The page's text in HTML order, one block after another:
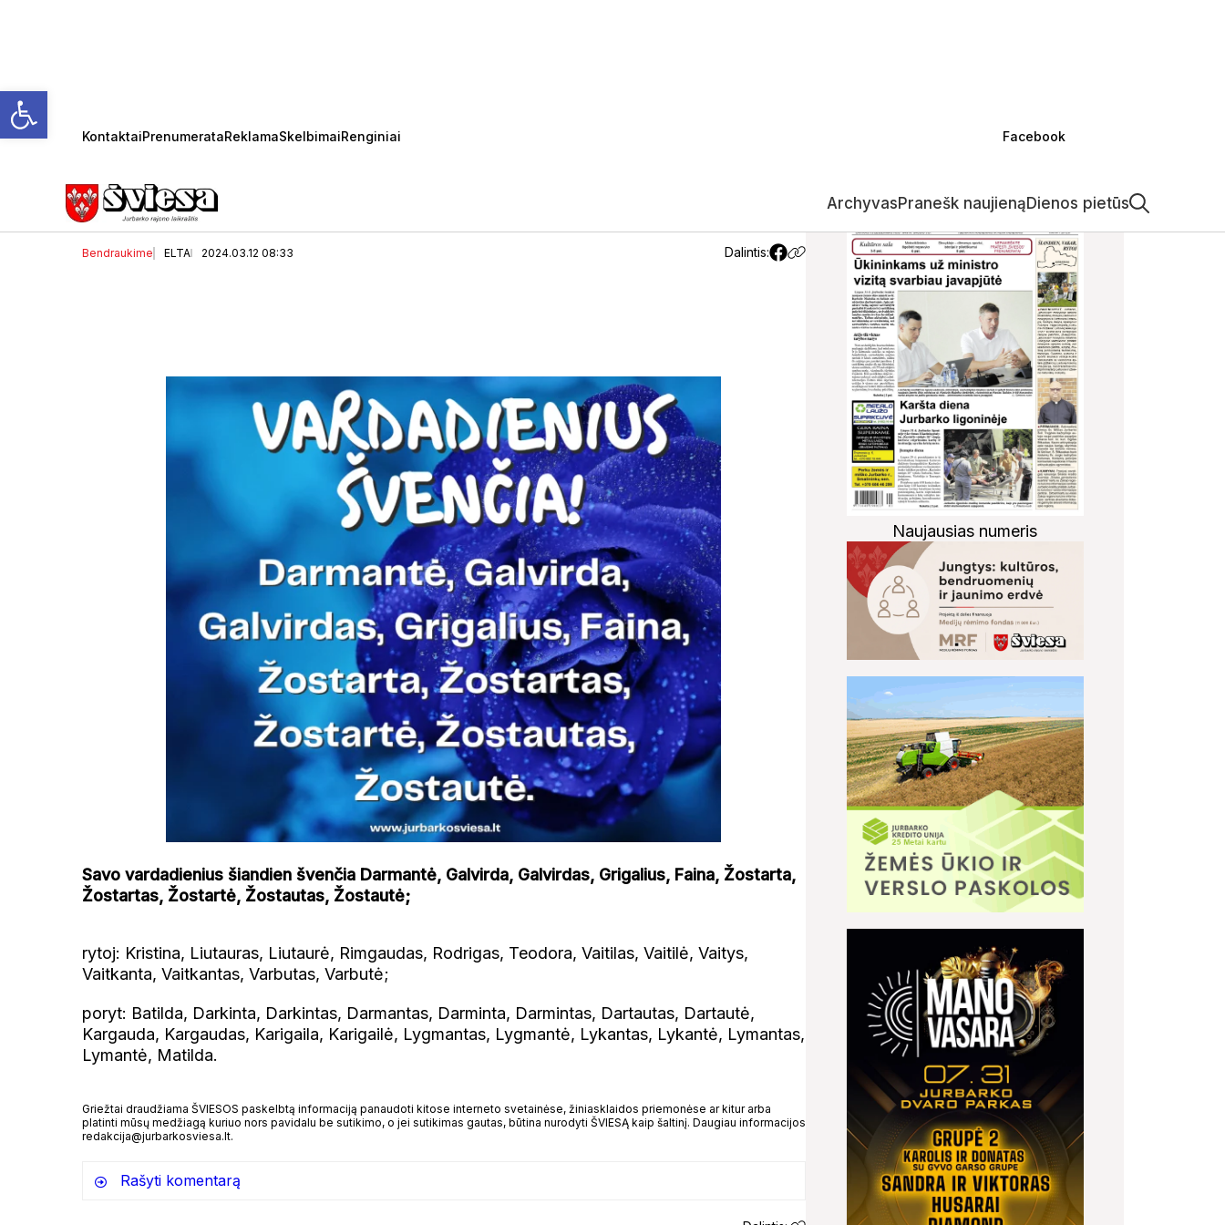
Open toolbar
KontaktaiPrenumerataReklamaSkelbimaiRenginiai Facebook
ArchyvasPranešk naujienąDienos pietūs
Vardadienius šiandien švenčia
Bendraukime ELTA 2024.03.12 08:33 Dalintis:
Savo vardadienius šiandien švenčia Darmantė, Galvirda, Galvirdas, Grigalius, Faina, Žostarta,
Žostartas, Žostartė, Žostautas, Žostautė;
rytoj: Kristina, Liutauras, Liutaurė, Rimgaudas, Rodrigas, Teodora, Vaitilas, Vaitilė, Vaitys,
Vaitkanta, Vaitkantas, Varbutas, Varbutė;
poryt: Batilda, Darkinta, Darkintas, Darmantas, Darminta, Darmintas, Dartautas, Dartautė,
Kargauda, Kargaudas, Karigaila, Karigailė, Lygmantas, Lygmantė, Lykantas, Lykantė, Lymantas,
Lymantė, Matilda.
Griežtai draudžiama ŠVIESOS paskelbtą informaciją panaudoti kitose interneto svetainėse, žiniasklaidos priemonėse ar kitur arba
platinti mūsų medžiagą kuriuo nors pavidalu be sutikimo, o jei sutikimas gautas, būtina nurodyti ŠVIESĄ kaip šaltinį. Daugiau informacijos
redakcija@jurbarkosviesa.lt.
Rašyti komentarą
Naujausias numeris